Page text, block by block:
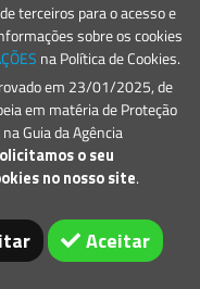
terceiros para o acesso e
sobre os cookies
na Política de Cookies.
em 23/01/2025, de
em matéria de Proteção
Guia da Agência
o seu
no nosso site.
Aceitar